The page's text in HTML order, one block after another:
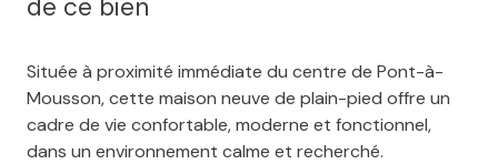
de ce bien
Située à proximité immédiate du centre de Pont-à-
Mousson, cette maison neuve de plain-pied offre un
cadre de vie confortable, moderne et fonctionnel,
dans un environnement calme et recherché.